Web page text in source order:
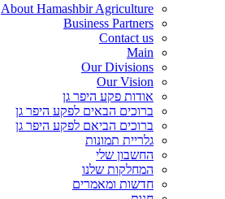
About Hamashbir Agriculture
Business Partners
Contact us
Main
Our Divisions
Our Vision
אודות פקע היפר גן
ברוכים הבאים לפקע היפר גן
ברוכים הביאם לפקע היפר גן
גלריית תמונות
החשבון שלי
המחלקות שלנו
חדשות ומאמרים